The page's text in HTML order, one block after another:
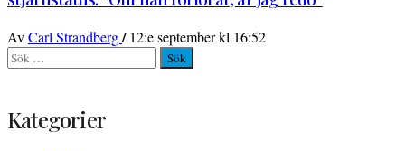
AvCarl Strandberg/ 12:e september kl 16:52
Sök
efter:
Kategorier